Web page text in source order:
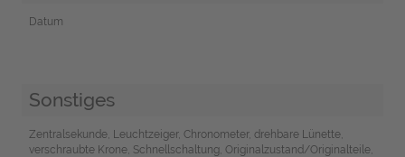
Datum
Sonstiges
Zentralsekunde, Leuchtzeiger, Chronometer, drehbare Lünette,
verschraubte Krone, Schnellschaltung, Originalzustand/Originalteile,